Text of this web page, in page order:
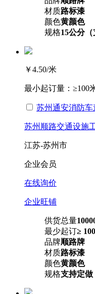
材质路标漆
颜色黄颜色
规格15公分（
￥4.50/米
最小起订量： ≥100
苏州通安消防
苏州顺路交通设施
江苏-苏州市
企业会员
在线询价
企业旺铺
供货总量
最少起订≥
品牌顺路牌
材质路标漆
颜色黄颜色
规格支持定做